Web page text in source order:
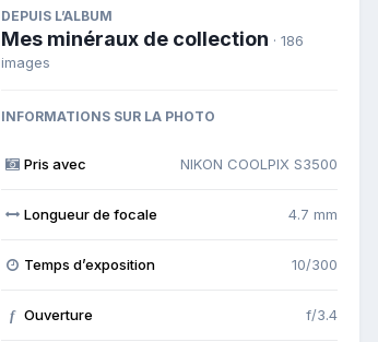
DEPUIS L’ALBUM
Mes minéraux de collection · 186
images
INFORMATIONS SUR LA PHOTO
Pris avec NIKON COOLPIX S3500
Longueur de focale 4.7 mm
Temps d’exposition 10/300
f Ouverture f/3.4